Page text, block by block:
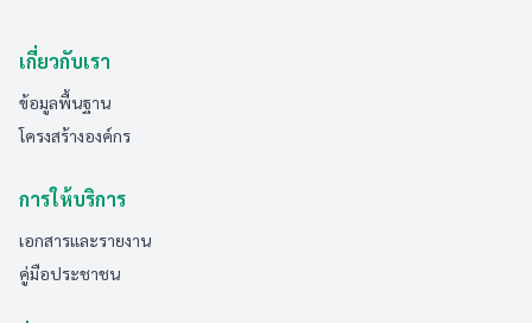
เกี่ยวกับเรา
ข้อมูลพื้นฐาน
โครงสร้างองค์กร
การให้บริการ
เอกสารและรายงาน
คู่มือประชาชน